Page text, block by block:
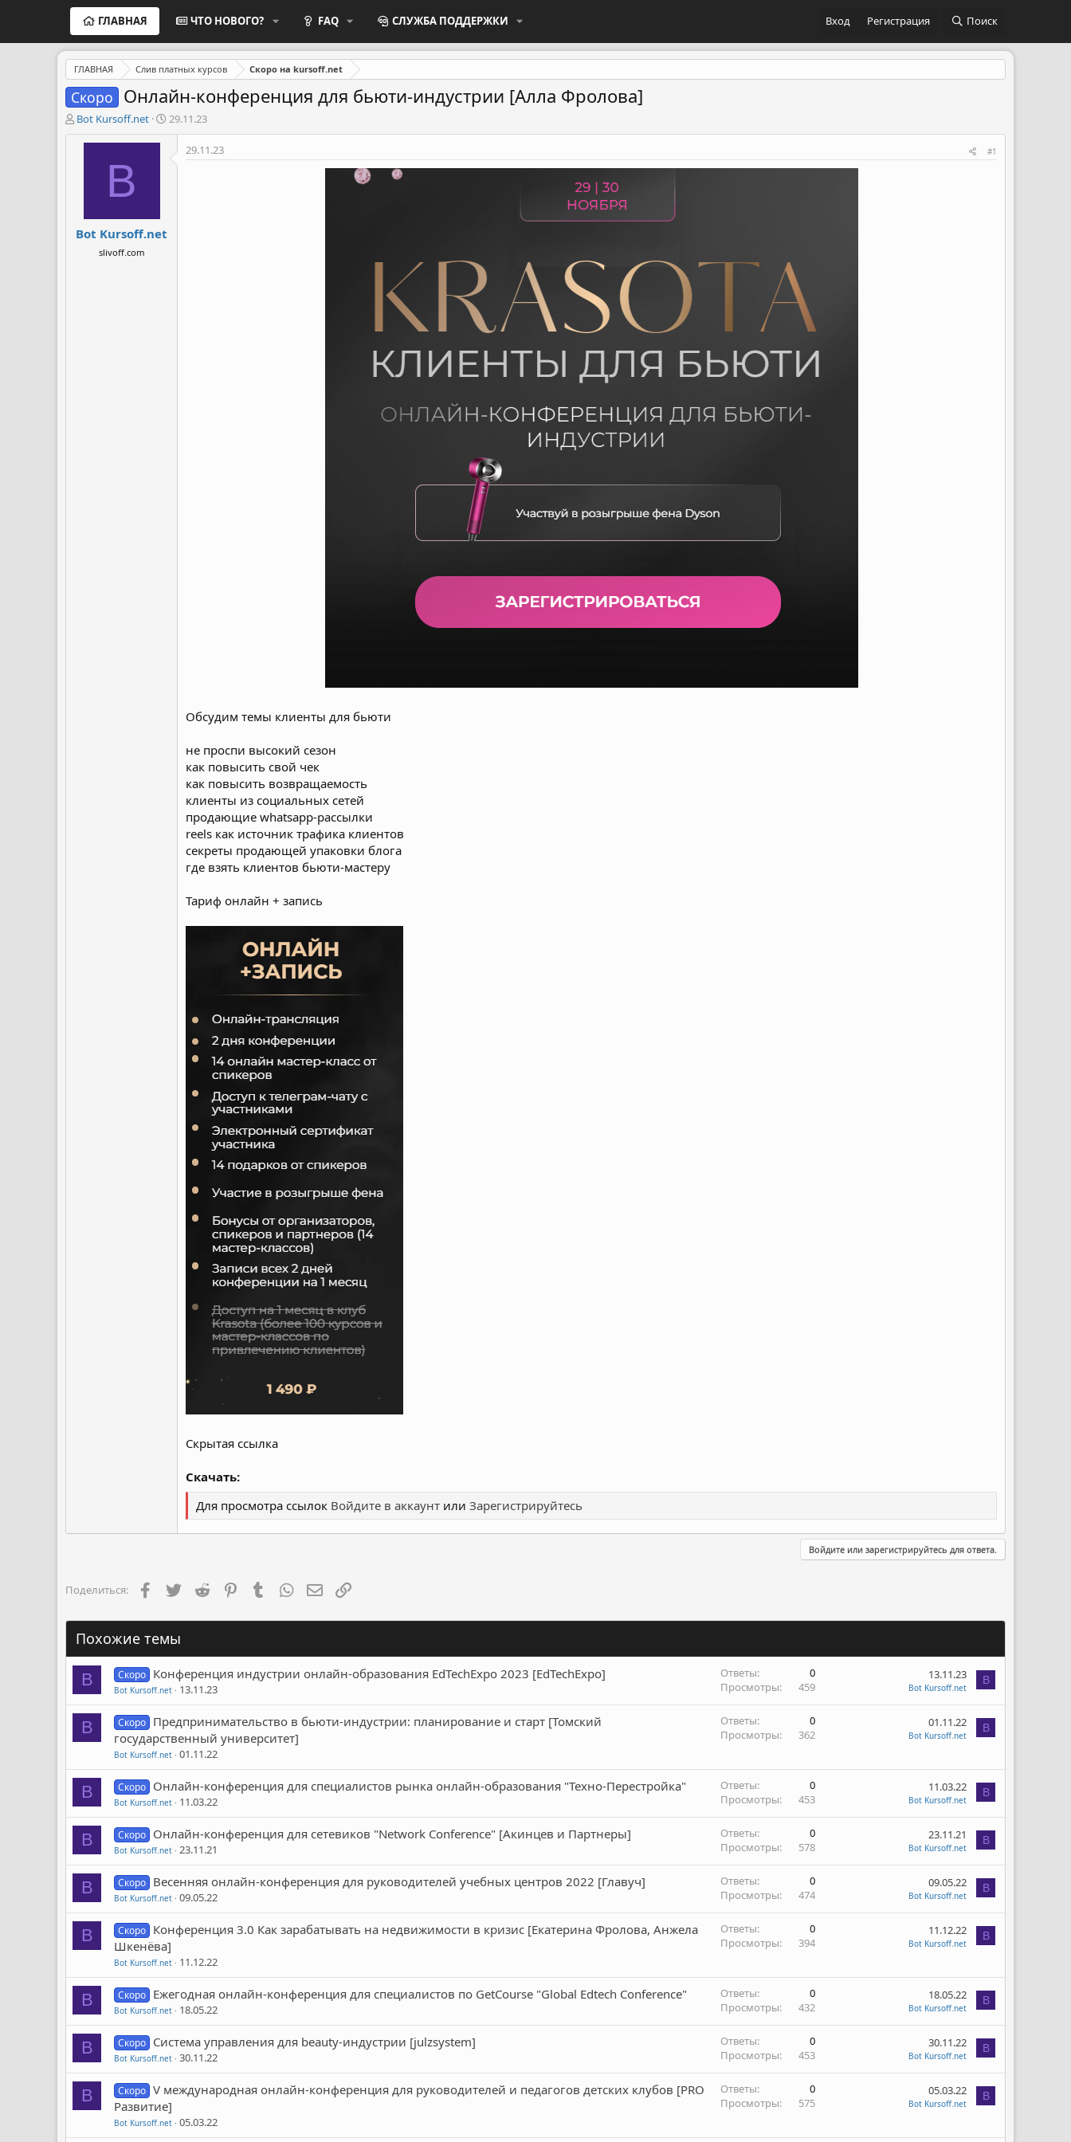
ГЛАВНАЯ ЧТО НОВОГО? FAQ СЛУЖБА ПОДДЕРЖКИ Вход Регистрация Поиск
ГЛАВНАЯ Слив платных курсов Скоро на kursoff.net
Скоро Онлайн-конференция для бьюти-индустрии [Алла Фролова]
А
в
ы
Bot Kursoff.net
Д
а
а
29.11.23
B
Bot Kursoff.net
slivoff.com
29.11.23 #1
Обсудим темы клиенты для бьюти
не проспи высокий сезон
как повысить свой чек
как повысить возвращаемость
клиенты из социальных сетей
продающие whatsapp-рассылки
reels как источник трафика клиентов
секреты продающей упаковки блога
где взять клиентов бьюти-мастеру
Тариф онлайн + запись
Скрытая ссылка
Скачать:
Для просмотра ссылок Войдите в аккаунт или Зарегистрируйтесь
Войдите или зарегистрируйтесь для ответа.
Поделиться: FacebookTwitter Reddit PinterestTumblr WhatsAppЭлектронная почта
Похожие темы
B Скоро Конференция индустрии онлайн-образования EdTechExpo 2023 [EdTechExpo]
Bot Kursoff.net 13.11.23
Ответы
0
Просмотры
459
13.11.23
Bot Kursoff.net
B
B Скоро Предпринимательство в бьюти-индустрии: планирование и старт [Томский
государственный университет]
Bot Kursoff.net 01.11.22
Ответы
0
Просмотры
362
01.11.22
Bot Kursoff.net
B
B Скоро Онлайн-конференция для специалистов рынка онлайн-образования "Техно-Перестройка"
Bot Kursoff.net 11.03.22
Ответы
0
Просмотры
453
11.03.22
Bot Kursoff.net
B
B Скоро Онлайн-конференция для сетевиков "Network Conference" [Акинцев и Партнеры]
Bot Kursoff.net 23.11.21
Ответы
0
Просмотры
578
23.11.21
Bot Kursoff.net
B
B Скоро Весенняя онлайн-конференция для руководителей учебных центров 2022 [Главуч]
Bot Kursoff.net 09.05.22
Ответы
0
Просмотры
474
09.05.22
Bot Kursoff.net
B
B Скоро Конференция 3.0 Как зарабатывать на недвижимости в кризис [Екатерина Фролова, Анжела
Шкенёва]
Bot Kursoff.net 11.12.22
Ответы
0
Просмотры
394
11.12.22
Bot Kursoff.net
B
B Скоро Ежегодная онлайн-конференция для специалистов по GetCourse "Global Edtech Conference"
Bot Kursoff.net 18.05.22
Ответы
0
Просмотры
432
18.05.22
Bot Kursoff.net
B
B Скоро Система управления для beauty-индустрии [julzsystem]
Bot Kursoff.net 30.11.22
Ответы
0
Просмотры
453
30.11.22
Bot Kursoff.net
B
B Скоро V международная онлайн-конференция для руководителей и педагогов детских клубов [PRO
Развитие]
Bot Kursoff.net 05.03.22
Ответы
0
Просмотры
575
05.03.22
Bot Kursoff.net
B